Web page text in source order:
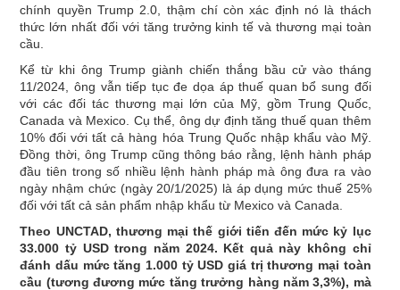
chính quyền Trump 2.0, thậm chí còn xác định nó là thách
thức lớn nhất đối với tăng trưởng kinh tế và thương mại toàn
cầu.
Kể từ khi ông Trump giành chiến thắng bầu cử vào tháng
11/2024, ông vẫn tiếp tục đe dọa áp thuế quan bổ sung đối
với các đối tác thương mại lớn của Mỹ, gồm Trung Quốc,
Canada và Mexico. Cụ thể, ông dự định tăng thuế quan thêm
10% đối với tất cả hàng hóa Trung Quốc nhập khẩu vào Mỹ.
Đồng thời, ông Trump cũng thông báo rằng, lệnh hành pháp
đầu tiên trong số nhiều lệnh hành pháp mà ông đưa ra vào
ngày nhậm chức (ngày 20/1/2025) là áp dụng mức thuế 25%
đối với tất cả sản phẩm nhập khẩu từ Mexico và Canada.
Theo UNCTAD, thương mại thế giới tiến đến mức kỷ lục
33.000 tỷ USD trong năm 2024. Kết quả này không chỉ
đánh dấu mức tăng 1.000 tỷ USD giá trị thương mại toàn
cầu (tương đương mức tăng trưởng hàng năm 3,3%), mà